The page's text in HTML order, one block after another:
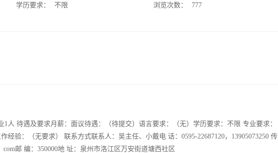
学历要求：
不限
浏览次数：
777
人 待遇及要求月薪：面议待遇：（待提交）语言要求：（无）学历要求：不限 专业要求：
经验：（无要求） 联系方式联系人：吴主任、小戴电 话：0595-22687120，13905073250 传
com邮 编：350000地 址：泉州市洛江区万安街道塘西社区